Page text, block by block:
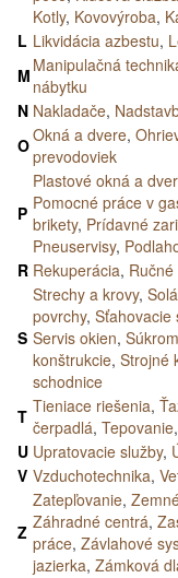
Kotly, Kovovýroba,
L Likvidácia azbestu,
M Manipulačná
nábytku
N Nakladače,
OOkná a dvere,
prevodoviek
P
Plastové okná a
Pomocné práce v
brikety, Prídavné
Pneuservisy,
R Rekuperácia,
S
Strechy a krovy,
povrchy, Sťahovacie
Servis okien,
konštrukcie, Strojné
schodnice
T Tieniace riešenia,
čerpadlá, Tepovanie,
U Upratovacie služby,
V Vzduchotechnika,
Z
Zatepľovanie,
Záhradné centrá,
práce, Závlahové
jazierka, Zámková